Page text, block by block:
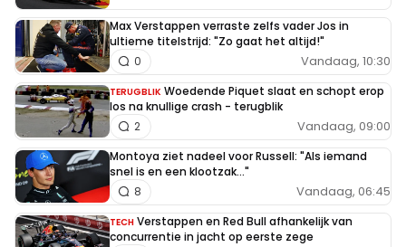
Max Verstappen verraste zelfs vader Jos in
ultieme titelstrijd: "Zo gaat het altijd!"
Vandaag, 10:30
0
TERUGBLIK Woedende Piquet slaat en schopt erop
los na knullige crash - terugblik
Vandaag, 09:00
2
Montoya ziet nadeel voor Russell: "Als iemand
snel is en een klootzak..."
Vandaag, 06:45
8
TECH Verstappen en Red Bull afhankelijk van
concurrentie in jacht op eerste zege